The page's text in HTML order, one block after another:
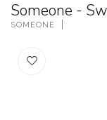
Someone -
SOMEONE